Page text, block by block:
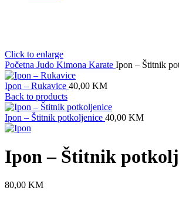
Click to enlarge
Početna Judo Kimona Karate Ipon – Štitnik
Ipon – Rukavice 40,00 KM
Back to products
Ipon – Štitnik potkoljenice 40,00 KM
Ipon – Štitnik
80,00 KM